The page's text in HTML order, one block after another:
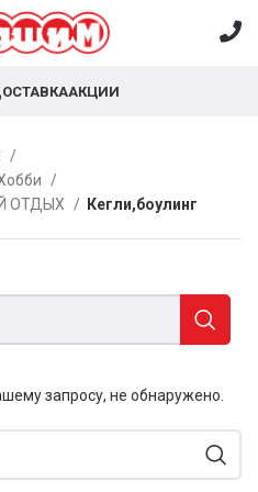
АКЦИИ
ОТДЫХ
Кегли,боулинг
запросу, не обнаружено.